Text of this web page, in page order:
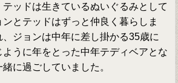
ッドは生きているぬいぐるみとして
とテッドはずっと仲良く暮らしま
ジョンは中年に差し掛かる35歳に
うに年をとった中年テディベアとな
に過ごしていました。